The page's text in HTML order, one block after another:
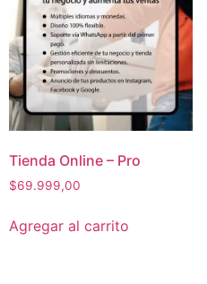
Tienda Online – Pro
$69.999,00
Agregar al carrito